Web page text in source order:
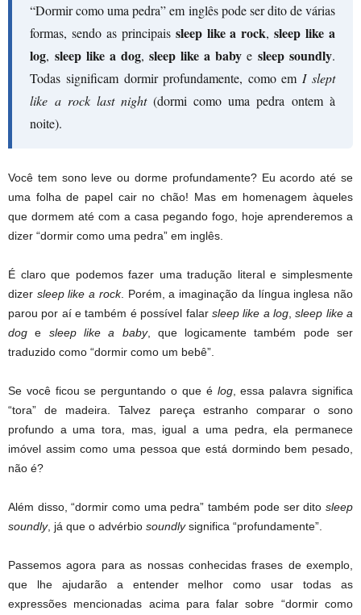
“Dormir como uma pedra” em inglês pode ser dito de várias
formas, sendo as principais sleep like a rock, sleep like a
log, sleep like a dog, sleep like a baby e sleep soundly.
Todas significam dormir profundamente, como em I slept
like a rock last night(dormi como uma pedra ontem à
noite).
Você tem sono leve ou dorme profundamente? Eu acordo até se
uma folha de papel cair no chão! Mas em homenagem àqueles
que dormem até com a casa pegando fogo, hoje aprenderemos a
dizer “dormir como uma pedra” em inglês.
É claro que podemos fazer uma tradução literal e simplesmente
dizer sleep like a rock. Porém, a imaginação da língua inglesa não
parou por aí e também é possível falar sleep like a log,sleep like a
dog e sleep like a baby, que logicamente também pode ser
traduzido como “dormir como um bebê”.
Se você ficou se perguntando o que é log, essa palavra significa
“tora” de madeira. Talvez pareça estranho comparar o sono
profundo a uma tora, mas, igual a uma pedra, ela permanece
imóvel assim como uma pessoa que está dormindo bem pesado,
não é?
Além disso, “dormir como uma pedra” também pode ser dito sleep
soundly, já que o advérbio soundlysignifica “profundamente”.
Passemos agora para as nossas conhecidas frases de exemplo,
que lhe ajudarão a entender melhor como usar todas as
expressões mencionadas acima para falar sobre “dormir como